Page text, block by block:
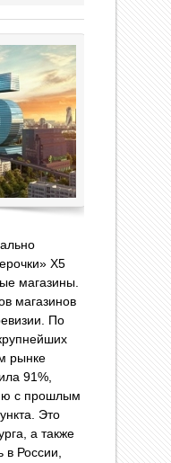
X5
магазины.
магазинов
По
рынке
91%,
с прошлым
Это
а также
России,